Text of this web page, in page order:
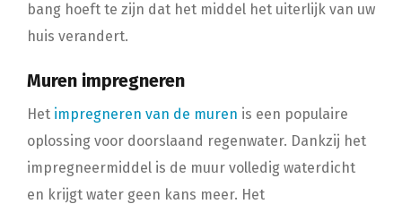
bang hoeft te zijn dat het middel het uiterlijk van uw
huis verandert.
Muren impregneren
Het impregneren van de muren is een populaire
oplossing voor doorslaand regenwater. Dankzij het
impregneermiddel is de muur volledig waterdicht
en krijgt water geen kans meer. Het